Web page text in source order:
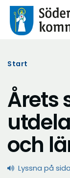
Start
Årets
och
Lyssna på